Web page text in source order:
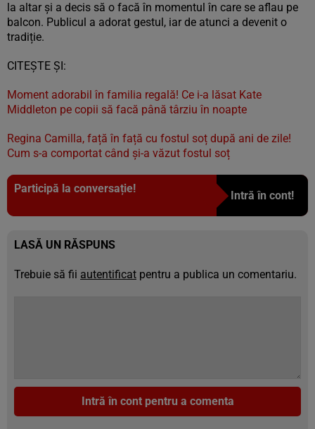
la altar și a decis să o facă în momentul în care se aflau pe
balcon. Publicul a adorat gestul, iar de atunci a devenit o
tradiție.
CITEȘTE ȘI:
Moment adorabil în familia regală! Ce i-a lăsat Kate
Middleton pe copii să facă până târziu în noapte
Regina Camilla, față în față cu fostul soț după ani de zile!
Cum s-a comportat când și-a văzut fostul soț
Participă la conversație!
Intră în cont!
LASĂ UN RĂSPUNS
Trebuie să fii autentificat pentru a publica un comentariu.
Intră în cont pentru a comenta